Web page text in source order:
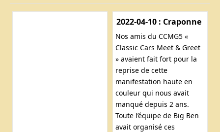
2022-04-10 : Craponne
Nos amis du CCMG5 «
Classic Cars Meet & Greet
» avaient fait fort pour la
reprise de cette
manifestation haute en
couleur qui nous avait
manqué depuis 2 ans.
Toute l’équipe de Big Ben
avait organisé ces